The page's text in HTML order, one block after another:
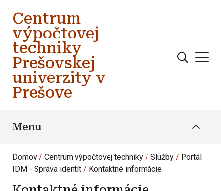
Centrum
výpočtovej
techniky
Prešovskej
univerzity v
Prešove
Menu
Domov Centrum výpočtovej techniky Služby
Portál
IDM - Správa identít
Kontaktné informácie